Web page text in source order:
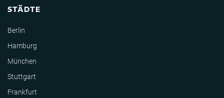
STÄDTE
Berlin
Hamburg
München
Stuttgart
Frankfurt